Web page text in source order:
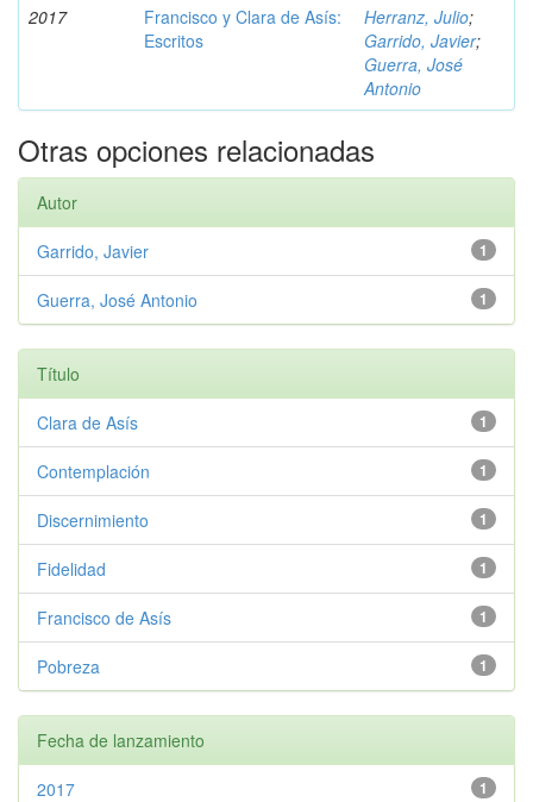
2017
Francisco y Clara de Asís:
Escritos
Herranz, Julio;
Garrido, Javier;
Guerra, José
Antonio
Otras opciones relacionadas
Autor
1
Garrido, Javier
1
Guerra, José Antonio
Título
1
Clara de Asís
1
Contemplación
1
Discernimiento
1
Fidelidad
1
Francisco de Asís
1
Pobreza
Fecha de lanzamiento
1
2017